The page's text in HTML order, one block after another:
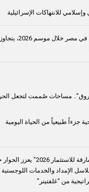
للانتهاكات الإسرائيلية
مساحات صُممت لتجعل
جزءاً طبيعياً من الحياة اليومية
“منتدى الشارقة للاستثمار 2026”
الإمداد والخدمات اللوجستية
من “غلفتينر”